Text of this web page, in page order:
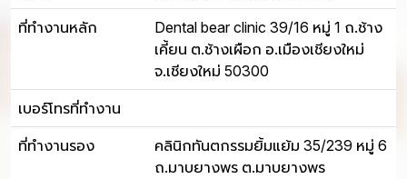
ที่ทำงานหลัก
Dental bear clinic 39/16 หมู่ 1 ถ.ช้าง
เคี้ยน ต.ช้างเผือก อ.เมืองเชียงใหม่
จ.เชียงใหม่ 50300
เบอร์โทรที่ทำงาน
ที่ทำงานรอง
คลินิกทันตกรรมยิ้มแย้ม 35/239 หมู่ 6
ถ.มาบยางพร ต.มาบยางพร